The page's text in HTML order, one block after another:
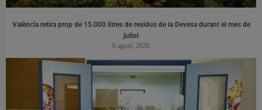
València retira prop de 15.000 litres de residus de la Devesa durant el mes de
juliol
6 agost, 2026